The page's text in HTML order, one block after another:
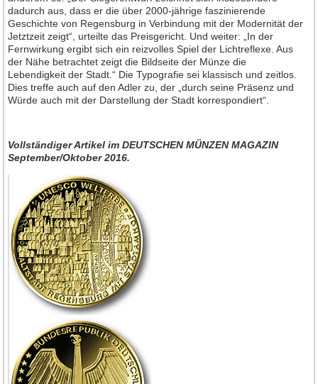
dadurch aus, dass er die über 2000-jährige faszinierende
Geschichte von Regensburg in Verbindung mit der Modernität der
Jetztzeit zeigt“, urteilte das Preisgericht. Und weiter: „In der
Fernwirkung ergibt sich ein reizvolles Spiel der Lichtreflexe. Aus
der Nähe betrachtet zeigt die Bildseite der Münze die
Lebendigkeit der Stadt.“ Die Typografie sei klassisch und zeitlos.
Dies treffe auch auf den Adler zu, der „durch seine Präsenz und
Würde auch mit der Darstellung der Stadt korrespondiert“.
Vollständiger Artikel im DEUTSCHEN MÜNZEN MAGAZIN
September/Oktober 2016.